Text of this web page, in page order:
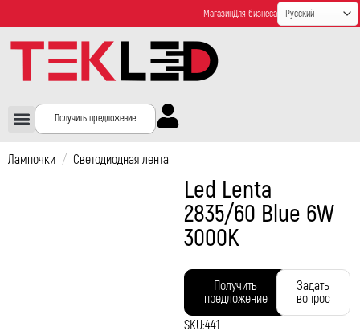
МагазинДля бизнеса
Получить предложение
Лампочки / Светодиодная лента
Led Lenta
2835/60 Blue 6W
3000K
Получить
предложение
Задать
вопрос
SKU:441